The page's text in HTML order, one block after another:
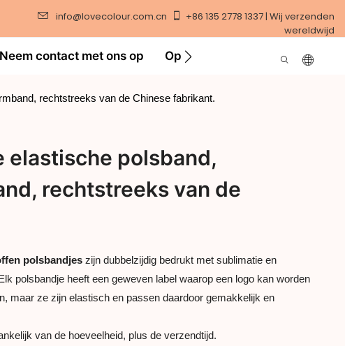
info@lovecolour.com.cn
+86 135 2778 1337 | Wij verzenden
wereldwijd
Neem contact met ons op Oplossing Video
rechtstreeks van de Chinese fabrikant.
elastische polsband,
rechtstreeks van de
polsbandjes zijn dubbelzijdig bedrukt met sublimatie en
polsbandje heeft een geweven label waarop een logo kan worden
maar ze zijn elastisch en passen daardoor gemakkelijk en
van de hoeveelheid, plus de verzendtijd.